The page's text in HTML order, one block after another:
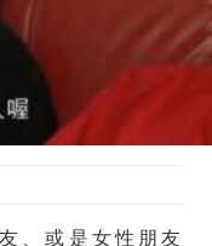
、或是女性朋友